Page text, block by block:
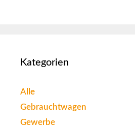
Kategorien
Alle
Gebrauchtwagen
Gewerbe